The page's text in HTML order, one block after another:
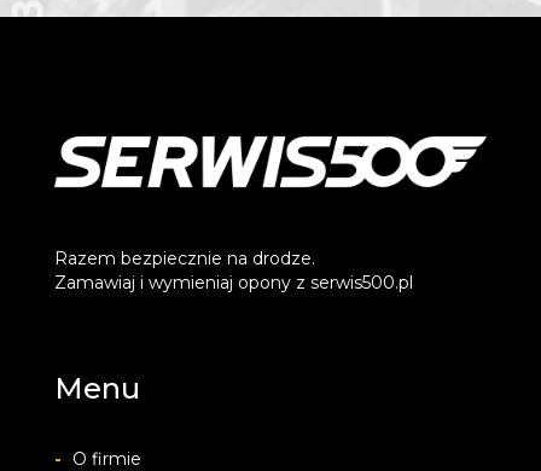
Razem bezpiecznie na drodze.
Zamawiaj i wymieniaj opony z serwis500.pl
Menu
-
O firmie